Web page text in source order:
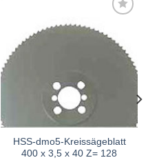
Meine
HSS-dmo5-Kreissägeblatt
400 x 3,5 x 40 Z= 128